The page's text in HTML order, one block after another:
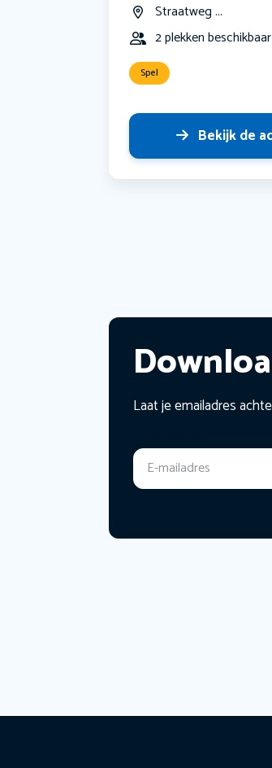
Straatweg ...
2 plekken beschikbaar
Spel
Bekijk de
Laat je emailadres